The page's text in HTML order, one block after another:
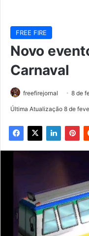
FREE FIRE
Novo
Carnaval
freefirejornal 8 de
Última Atualização 8 de